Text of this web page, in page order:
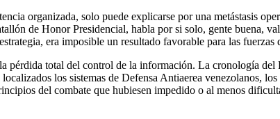
organizada, solo puede explicarse por una metástasis
de Honor Presidencial, habla por si solo, gente buena,
era imposible un resultado favorable para las fuerzas
total del control de la información. La cronología del
los sistemas de Defensa Antiaerea venezolanos,
del combate que hubiesen impedido o al menos